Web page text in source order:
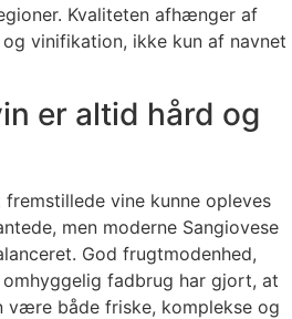
Kvaliteten afhænger af
vinifikation, ikke kun af navnet
er altid hård og
vine kunne opleves
men moderne Sangiovese
God frugtmodenhed,
fadbrug har gjort, at
være både friske, komplekse og